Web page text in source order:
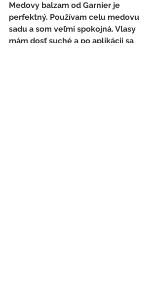
Medovy balzam od Garnier je
perfektný. Používam celu medovu
sadu a som veľmi spokojná. Vlasy
mám dosť suché a po aplikácii sa